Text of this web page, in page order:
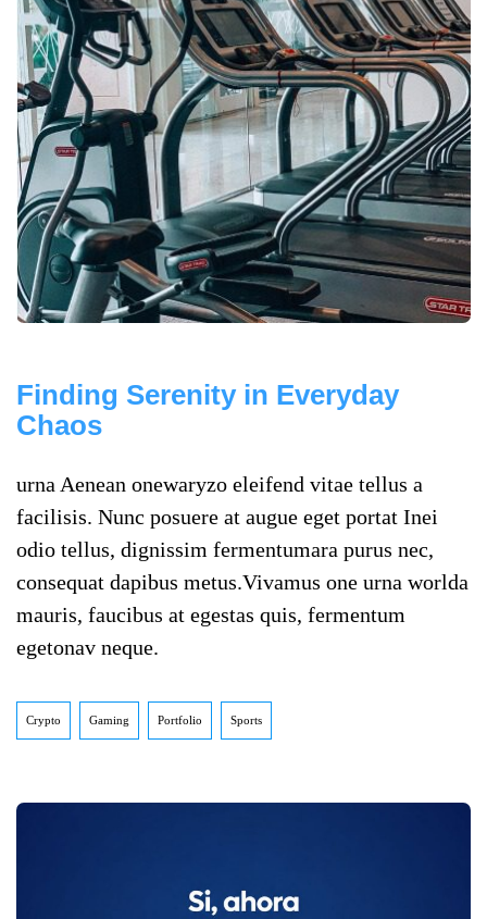
Finding Serenity in Everyday
Chaos
urna Aenean onewaryzo eleifend vitae tellus a
facilisis. Nunc posuere at augue eget portat Inei
odio tellus, dignissim fermentumara purus nec,
consequat dapibus metus.Vivamus one urna worlda
mauris, faucibus at egestas quis, fermentum
egetonav neque.
Crypto Gaming Portfolio Sports